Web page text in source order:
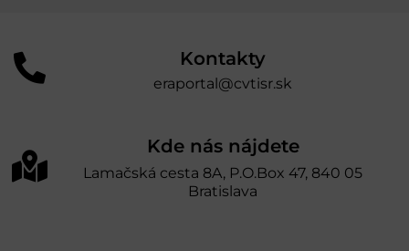
Kontakty
eraportal@cvtisr.sk
Kde nás nájdete
Lamačská cesta 8A, P.O.Box 47, 840 05
Bratislava